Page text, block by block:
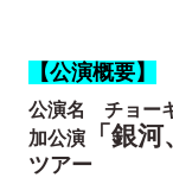
【公演概要】
公演名 チョー
加公演
「銀
ツアー